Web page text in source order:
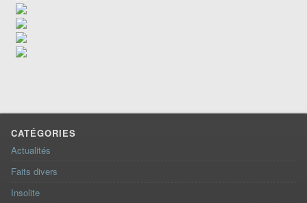
CATÉGORIES
Actualités
Faits divers
Insolite